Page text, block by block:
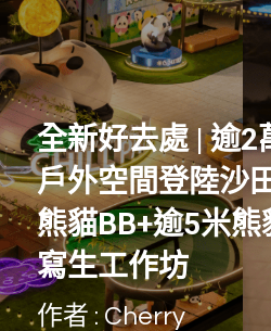
生活熱話
著數優惠
美食速遞
女生話題
香港故事
撐 ! 小店速報
聯絡
全新好去處 | 逾2
戶外空間登陸沙
熊貓BB+逾5米熊
寫生工作坊
作者 : Cherry